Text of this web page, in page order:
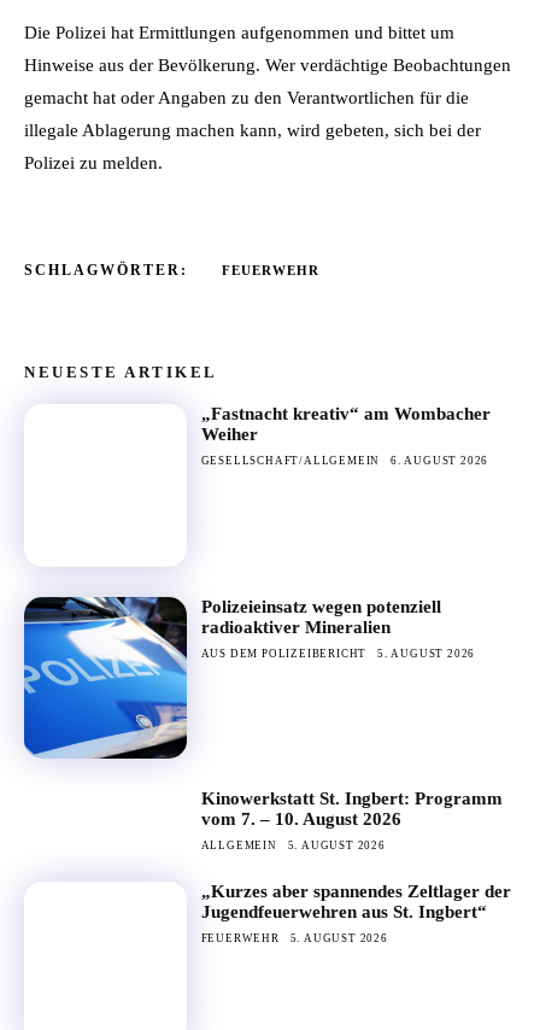
Die Polizei hat Ermittlungen aufgenommen und bittet um
Hinweise aus der Bevölkerung. Wer verdächtige Beobachtungen
gemacht hat oder Angaben zu den Verantwortlichen für die
illegale Ablagerung machen kann, wird gebeten, sich bei der
Polizei zu melden.
SCHLAGWÖRTER: FEUERWEHR
NEUESTE ARTIKEL
„Fastnacht kreativ“ am Wombacher
Weiher
GESELLSCHAFT/ALLGEMEIN 6. AUGUST 2026
Polizeieinsatz wegen potenziell
radioaktiver Mineralien
AUS DEM POLIZEIBERICHT 5. AUGUST 2026
Kinowerkstatt St. Ingbert: Programm
vom 7. – 10. August 2026
ALLGEMEIN 5. AUGUST 2026
„Kurzes aber spannendes Zeltlager der
Jugendfeuerwehren aus St. Ingbert“
FEUERWEHR 5. AUGUST 2026